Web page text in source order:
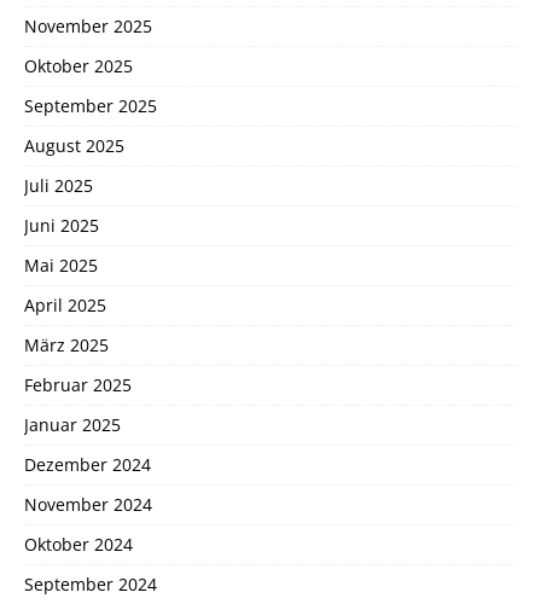
November 2025
Oktober 2025
September 2025
August 2025
Juli 2025
Juni 2025
Mai 2025
April 2025
März 2025
Februar 2025
Januar 2025
Dezember 2024
November 2024
Oktober 2024
September 2024